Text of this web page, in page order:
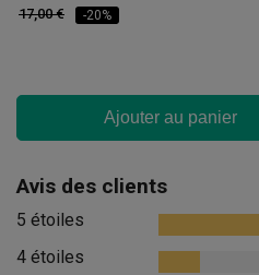
17,00 € -20%
Ajouter au panier
Avis des clients
5 étoiles
4 étoiles